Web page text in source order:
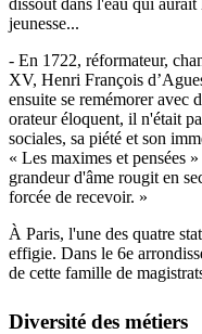
jeunesse...
- En 1722, réformateur,
XV, Henri François
ensuite se remémorer avec
orateur éloquent, il n'était
sociales, sa piété et son
« Les maximes et pensées
grandeur d'âme rougit en
forcée de recevoir. »
À Paris, l'une des quatre
effigie. Dans le 6e
de cette famille de
Diversité des métiers